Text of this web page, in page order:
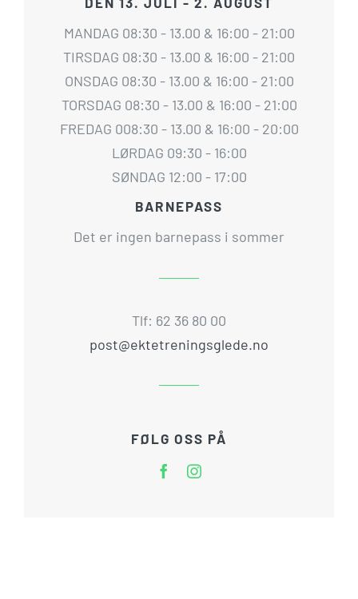
MANDAG 08:30 - 13.00 & 16:00 - 21:00
TIRSDAG 08:30 - 13.00 & 16:00 - 21:00
ONSDAG 08:30 - 13.00 & 16:00 - 21:00
TORSDAG 08:30 - 13.00 & 16:00 - 21:00
FREDAG 008:30 - 13.00 & 16:00 - 20:00
LØRDAG 09:30 - 16:00
SØNDAG 12:00 - 17:00
BARNEPASS
Det er ingen barnepass i sommer
Tlf: 62 36 80 00
post@ektetreningsglede.no
FØLG OSS PÅ